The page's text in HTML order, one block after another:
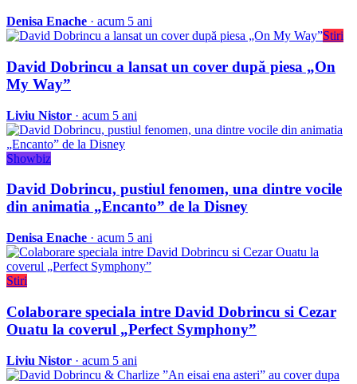
Denisa Enache · acum 5 ani
Stiri
David Dobrincu a lansat un cover după piesa „On
My Way”
Liviu Nistor · acum 5 ani
Showbiz
David Dobrincu, pustiul fenomen, una dintre vocile
din animatia „Encanto” de la Disney
Denisa Enache · acum 5 ani
Stiri
Colaborare speciala intre David Dobrincu si Cezar
Ouatu la coverul „Perfect Symphony”
Liviu Nistor · acum 5 ani